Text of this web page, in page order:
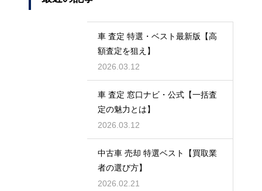
車 査定 特選・ベスト最新版【高
額査定を狙え】
2026.03.12
車 査定 窓口ナビ・公式【一括査
定の魅力とは】
2026.03.12
中古車 売却 特選ベスト【買取業
者の選び方】
2026.02.21